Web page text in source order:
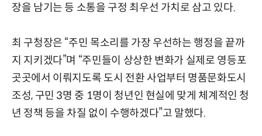
장을 남기는 등 소통을 구정 최우선 가치로 삼고 있다.
최 구청장은 “주민 목소리를 가장 우선하는 행정을 끝까
지 지키겠다”며 “주민들이 상상한 변화가 실제로 영등포
곳곳에서 이뤄지도록 도시 전환 사업부터 명품문화도시
조성, 구민 3명 중 1명이 청년인 현실에 맞게 체계적인 청
년 정책 등을 차질 없이 수행하겠다”고 말했다.